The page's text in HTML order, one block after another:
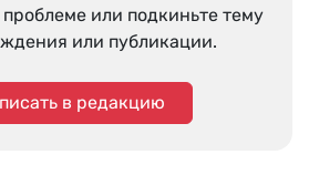
или подкиньте тему
или публикации.
в редакцию